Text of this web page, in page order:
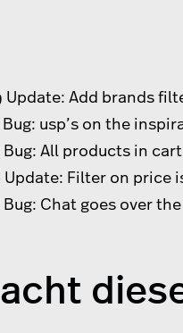
Add brands
usp’s on the
All products in
Filter on price
Chat goes over